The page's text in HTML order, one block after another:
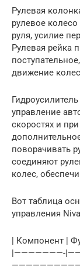
Рулевая
рулевое
руля, усилие
Рулевая рейка
движение
управление
скоростях и
поворачивать
соединяют
колес,
Вот таблица
управления
| Компонент |
|———————-